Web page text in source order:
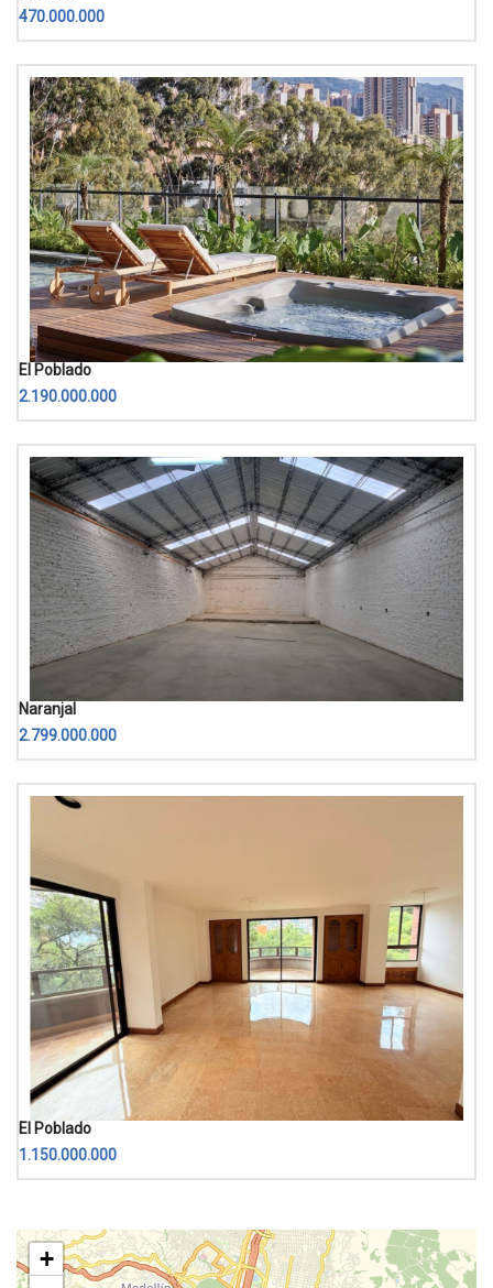
470.000.000
El Poblado
2.190.000.000
Naranjal
2.799.000.000
El Poblado
1.150.000.000
+